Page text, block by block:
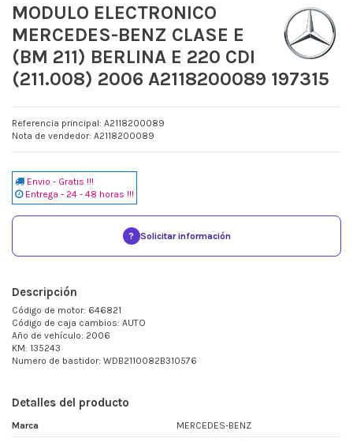
MODULO ELECTRONICO
MERCEDES-BENZ CLASE E
(BM 211) BERLINA E 220 CDI
(211.008) 2006 A2118200089 197315
Referencia principal: A2118200089
Nota de vendedor: A2118200089
Envio - Gratis !!!
Entrega - 24 - 48 horas !!!
? Solicitar información
Descripción
Código de motor: 646821
Código de caja cambios: AUTO
Año de vehículo: 2006
KM: 135243
Numero de bastidor: WDB2110082B310576
Detalles del producto
Marca MERCEDES-BENZ